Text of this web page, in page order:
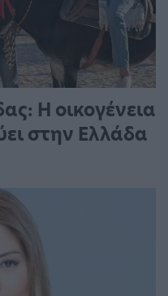
Η οικογένεια
στην Ελλάδα